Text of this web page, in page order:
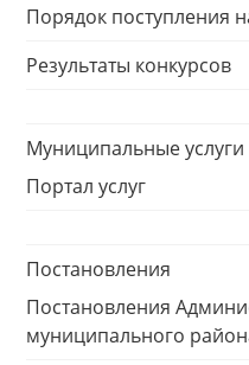
Порядок поступления
Результаты конкурсов
Муниципальные услуги
Портал услуг
Постановления
Постановления
муниципального